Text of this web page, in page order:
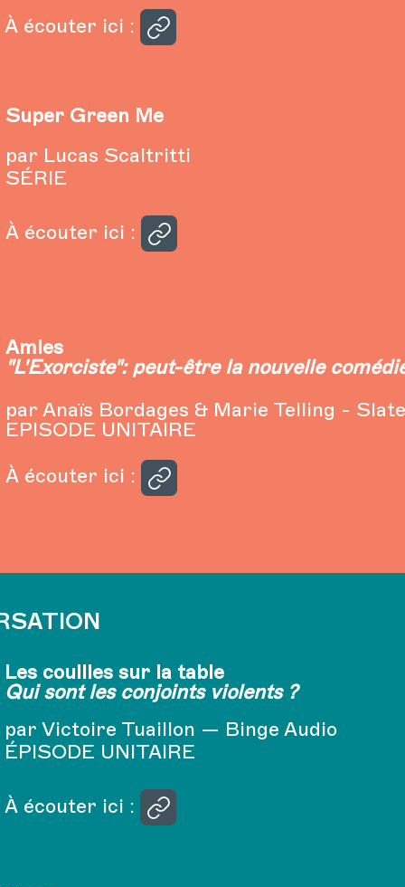
À écouter ici :
Super Green Me
par Lucas Scaltritti
SÉRIE
À écouter ici :
Amies
"L'Exorciste": peut-être la nouvelle
par Anaïs Bordages & Marie Telling - Slate
EPISODE UNITAIRE
À écouter ici :
Les couilles sur la table
Qui sont les conjoints violents ?
par Victoire Tuaillon — Binge Audio
ÉPISODE UNITAIRE
À écouter ici :